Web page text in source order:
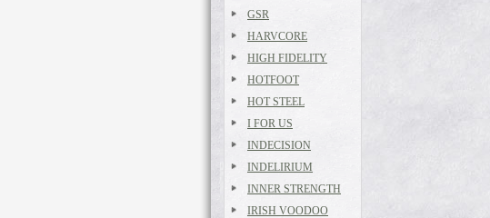
GSR
HARVCORE
HIGH FIDELITY
HOTFOOT
HOT STEEL
I FOR US
INDECISION
INDELIRIUM
INNER STRENGTH
IRISH VOODOO